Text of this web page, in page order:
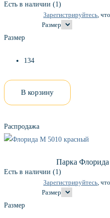
Есть в наличии (1)
Зарегистрируйтесь,
Размер
Размер
134
В корзину
Распродажа
Парка
Есть в наличии (1)
Зарегистрируйтесь,
Размер
Размер